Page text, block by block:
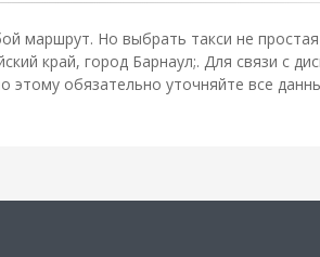
маршрут. Но выбрать такси не
край, город Барнаул;. Для связи с
обязательно уточняйте все